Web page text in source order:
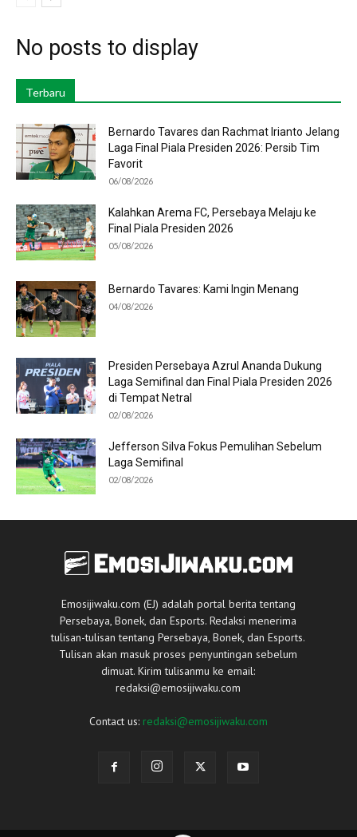
No posts to display
Terbaru
Bernardo Tavares dan Rachmat Irianto Jelang
Laga Final Piala Presiden 2026: Persib Tim
Favorit
06/08/2026
Kalahkan Arema FC, Persebaya Melaju ke
Final Piala Presiden 2026
05/08/2026
Bernardo Tavares: Kami Ingin Menang
04/08/2026
Presiden Persebaya Azrul Ananda Dukung
Laga Semifinal dan Final Piala Presiden 2026
di Tempat Netral
02/08/2026
Jefferson Silva Fokus Pemulihan Sebelum
Laga Semifinal
02/08/2026
Emosijiwaku.com (EJ) adalah portal berita tentang
Persebaya, Bonek, dan Esports. Redaksi menerima
tulisan-tulisan tentang Persebaya, Bonek, dan Esports.
Tulisan akan masuk proses penyuntingan sebelum
dimuat. Kirim tulisanmu ke email:
redaksi@emosijiwaku.com
Contact us: redaksi@emosijiwaku.com